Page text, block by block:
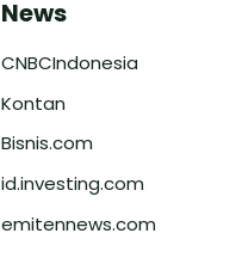
News
CNBCIndonesia
Kontan
Bisnis.com
id.investing.com
emitennews.com